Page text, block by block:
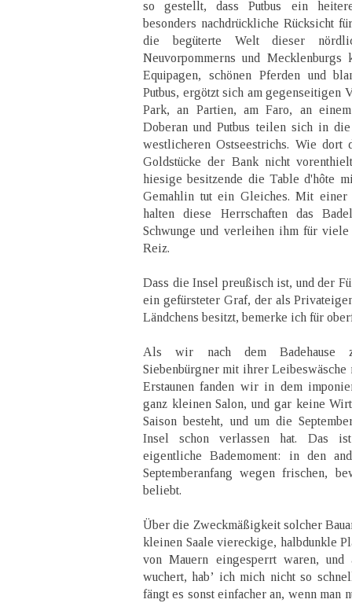
so gestellt, dass Putbus ein
besonders nachdrückliche Rücksicht
die begüterte Welt dieser
Neuvorpommerns und
Equipagen, schönen Pferden und
Putbus, ergötzt sich am gegenseitigen
Park, an Partien, am Faro, an
Doberan und Putbus teilen sich in
westlicheren Ostseestrichs. Wie dort
Goldstücke der Bank nicht
hiesige besitzende die Table d'hôte
Gemahlin tut ein Gleiches. Mit einer
halten diese Herrschaften das
Schwunge und verleihen ihm für
Reiz.
Dass die Insel preußisch ist, und der
ein gefürsteter Graf, der als
Ländchens besitzt, bemerke ich für
Als wir nach dem Badehause
Siebenbürgner mit ihrer Leibeswäsche
Erstaunen fanden wir in dem
ganz kleinen Salon, und gar keine
Saison besteht, und um die
Insel schon verlassen hat. Das
eigentliche Bademoment: in den
Septemberanfang wegen frischen,
beliebt.
Über die Zweckmäßigkeit solcher
kleinen Saale viereckige, halbdunkle
von Mauern eingesperrt waren, und
wuchert, hab’ ich mich nicht so
fängt es sonst einfacher an, wenn man